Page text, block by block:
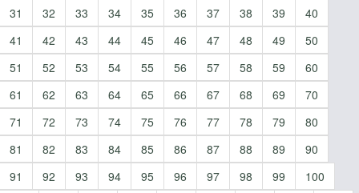
31
32 33 34 35 36 37 38 39
40
41
42 43 44 45 46 47 48 49
50
51
52 53 54 55 56 57 58 59
60
61
62 63 64 65 66 67 68 69
70
71
72 73 74 75 76 77 78 79
80
81
82 83 84 85 86 87 88 89
90
91
92 93 94 95 96 97 98 99
100